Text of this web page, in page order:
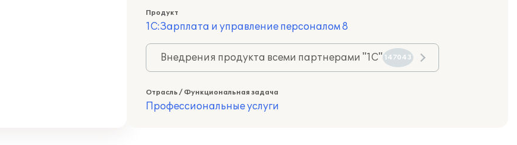
Продукт
1С:Зарплата и управление персоналом 8
Внедрения продукта всеми партнерами "1С" 147043
Отрасль / Функциональная задача
Профессиональные услуги